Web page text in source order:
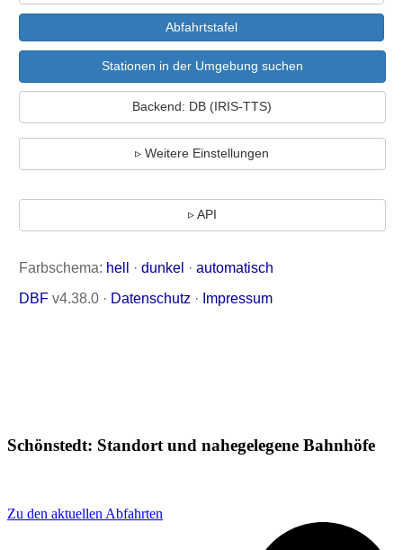
Schönstedt: Standort und nahegelegene Bahnhöfe
Zu den aktuellen Abfahrten